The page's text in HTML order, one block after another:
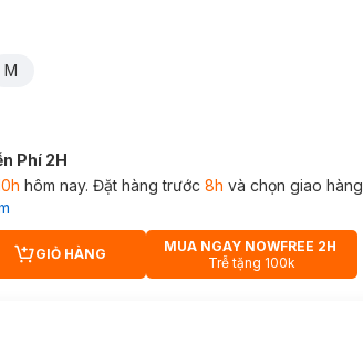
M
Phí 2H
hôm nay. Đặt hàng trước 8h và chọn giao hàng
CART PLUS ICON
GIỎ HÀNG
MUA NGAY NOWFREE 2H
Trễ tặng 100k